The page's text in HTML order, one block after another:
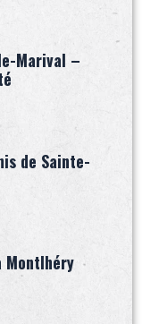
Marival –
de Sainte-